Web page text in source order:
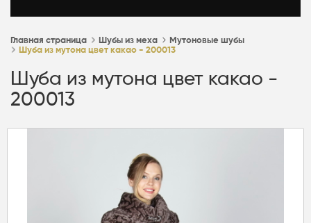
Главная страница Шубы из меха
Мутоновые шубы
Шуба из мутона цвет какао - 200013
Шуба из мутона цвет какао -
200013